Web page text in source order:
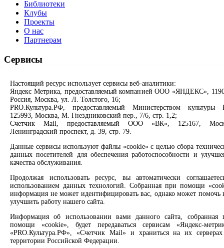
Библиотеки
Клубы
Проекты
О нас
Партнерам
Сервисы
Продлить книгу
Спроси библиотекаря
Спроси краеведа
Оцените качество услуг
Направить обращение директору
Соцсети
Вконтакте
Одноклассники
Rutube
Заметили опечатку? Выделите текст с ошибкой и нажмите
Сообщить об ошибке
Настоящий ресурс использует сервисы веб-аналитики:
Яндекс Метрика, предоставляемый компанией ООО «ЯНДЕКС»,
Россия, Москва, ул. Л. Толстого, 16;
PRO.Культура.РФ, предоставляемый Министерством культуры
125993, Москва, М. Гнездниковский пер., 7/6, стр. 1,2;
Счетчик Mail, предоставляемый ООО «ВК», 125167,
Ленинградский проспект, д. 39, стр. 79.
Данные сервисы используют файлы «cookie» с целью сбора
данных посетителей для обеспечения работоспособности и
качества обслуживания.
Продолжая использовать ресурс, вы автоматически
использованием данных технологий. Собранная при помощи
информация не может идентифицировать вас, однако может помочь
улучшить работу нашего сайта.
Информация об использовании вами данного сайта, собранная
помощи «cookie», будет передаваться сервисам «Яндекс-
«PRO.Культура.РФ», «Счетчик Mail» и храниться на их
территории Российской Федерации.